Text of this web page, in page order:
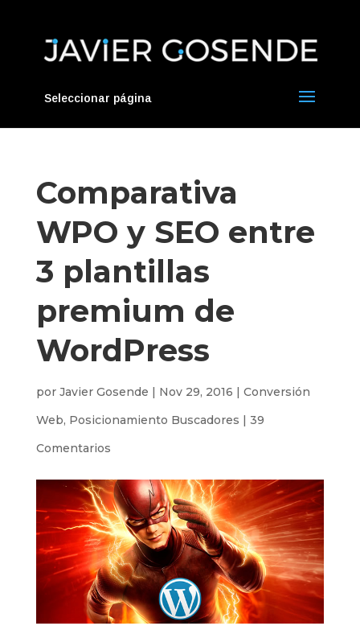
Seleccionar página
Comparativa
WPO y SEO entre
3 plantillas
premium de
WordPress
por Javier Gosende | Nov 29, 2016 | Conversión
Web, Posicionamiento Buscadores | 39
Comentarios